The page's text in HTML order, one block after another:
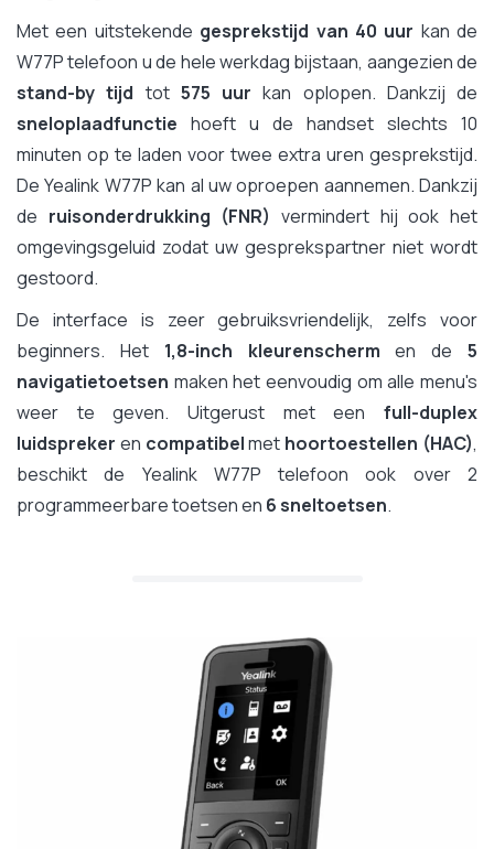
Met een uitstekende gesprekstijd van 40 uur kan de
W77P telefoon u de hele werkdag bijstaan, aangezien de
stand-by tijd tot 575 uur kan oplopen. Dankzij de
sneloplaadfunctie hoeft u de handset slechts 10
minuten op te laden voor twee extra uren gesprekstijd.
De Yealink W77P kan al uw oproepen aannemen. Dankzij
de ruisonderdrukking (FNR) vermindert hij ook het
omgevingsgeluid zodat uw gesprekspartner niet wordt
gestoord.
De interface is zeer gebruiksvriendelijk, zelfs voor
beginners. Het 1,8-inch kleurenscherm en de5
navigatietoetsen maken het eenvoudig om alle menu's
weer te geven. Uitgerust met een full-duplex
luidspreker en compatibelmet hoortoestellen (HAC),
beschikt de Yealink W77P telefoon ook over 2
programmeerbare toetsen en 6 sneltoetsen.